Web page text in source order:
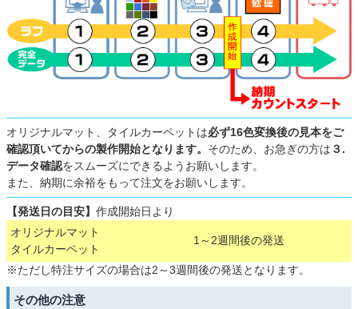
オリジナルマット、タイルカーペットは必ず16色変換後の見本をご
確認頂いてからの製作開始となります。 そのため、お急ぎの方は ３.
データ確認をスムーズにできるようお願いします。
また、納期に余裕をもって注文をお願いします。
【発送日の目安】 作成開始日より
オリジナルマット
タイルカーペット
1～2週間後の発送
※ただし特注サイズの場合は2～3週間後の発送となります。
その他の注意